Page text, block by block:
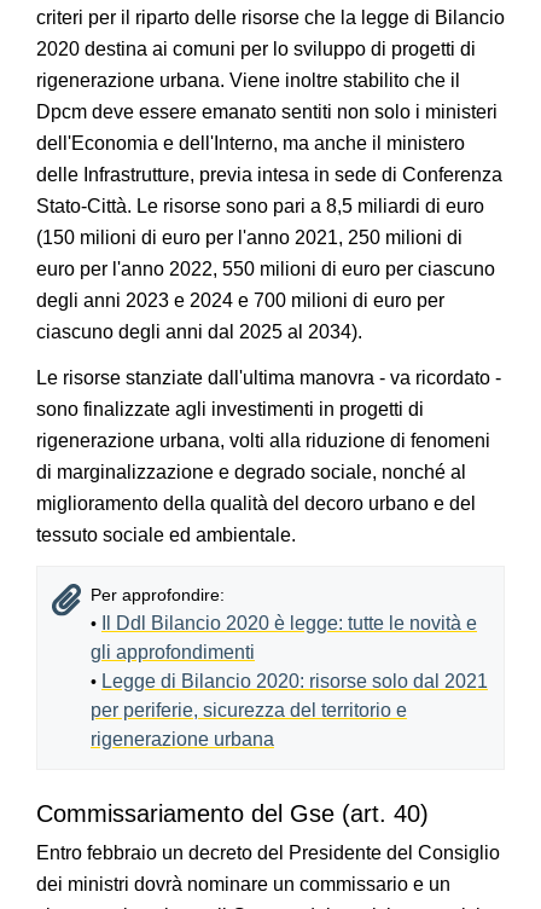
criteri per il riparto delle risorse che la legge di Bilancio
2020 destina ai comuni per lo sviluppo di progetti di
rigenerazione urbana. Viene inoltre stabilito che il
Dpcm deve essere emanato sentiti non solo i ministeri
dell'Economia e dell'Interno, ma anche il ministero
delle Infrastrutture, previa intesa in sede di Conferenza
Stato-Città. Le risorse sono pari a 8,5 miliardi di euro
(150 milioni di euro per l'anno 2021, 250 milioni di
euro per l'anno 2022, 550 milioni di euro per ciascuno
degli anni 2023 e 2024 e 700 milioni di euro per
ciascuno degli anni dal 2025 al 2034).
Le risorse stanziate dall'ultima manovra - va ricordato -
sono finalizzate agli investimenti in progetti di
rigenerazione urbana, volti alla riduzione di fenomeni
di marginalizzazione e degrado sociale, nonché al
miglioramento della qualità del decoro urbano e del
tessuto sociale ed ambientale.
Per approfondire:
•
Il Ddl Bilancio 2020 è legge: tutte le novità e
gli approfondimenti
• Legge di Bilancio 2020: risorse solo dal 2021
per periferie, sicurezza del territorio e
rigenerazione urbana
Commissariamento del Gse (art. 40)
Entro febbraio un decreto del Presidente del Consiglio
dei ministri dovrà nominare un commissario e un